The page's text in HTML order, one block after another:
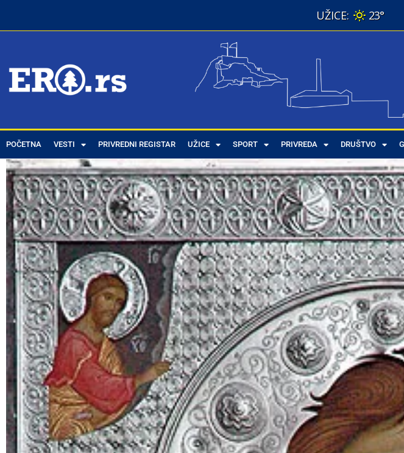
23°
POČETNA VESTI PRIVREDNI REGISTAR UŽICE SPORT PRIVREDA DRUŠTVO